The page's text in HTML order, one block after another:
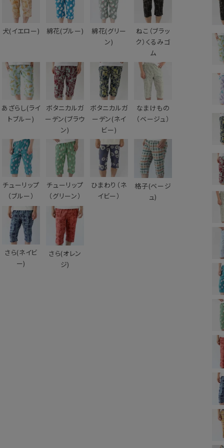
犬(イエロー) 綿花(ブルー)
綿花(グリー
ン)
ねこ（ブラッ
ク）くるみゴ
ム
あざらし(ライ
トブルー)
ボタニカルガ
ーデン(ブラウ
ン)
ボタニカルガ
ーデン(ネイ
ビー)
なまけもの
（ベージュ）
チューリップ
（ブルー）
チューリップ
（グリーン）
ひまわり（ネ
イビー）
格子(ベージ
ュ)
さら(ネイビ
ー)
さら(オレン
ジ)